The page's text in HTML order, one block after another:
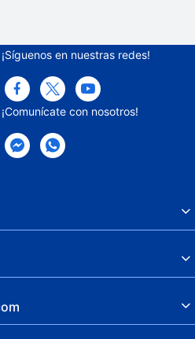
check-in
¡Síguenos en nuestras redes!
¡Comunícate con nosotros!